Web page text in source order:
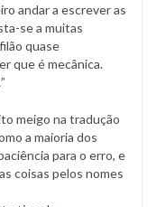
andar a escrever as
se a muitas
quase
que é mecânica.
meigo na tradução
a maioria dos
para o erro, e
coisas pelos nomes